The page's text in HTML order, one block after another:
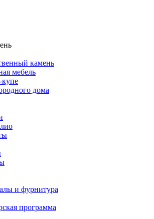
камень
мебель
дома
и фурнитура
программа